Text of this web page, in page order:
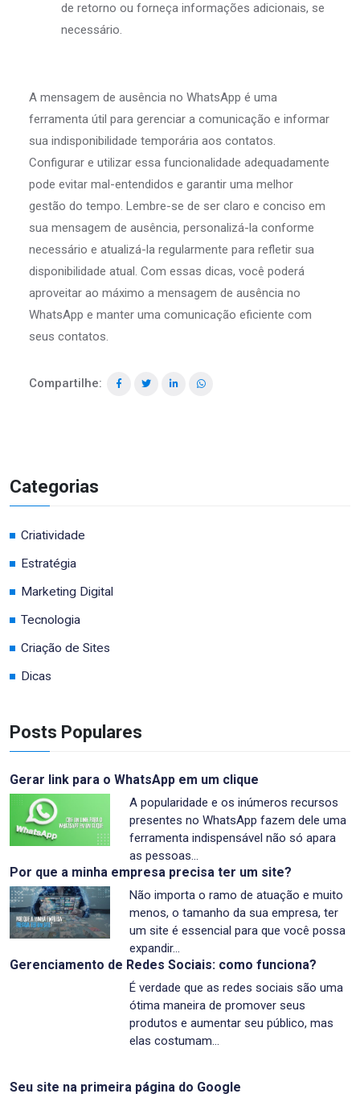
de retorno ou forneça informações adicionais, se
necessário.
A mensagem de ausência no WhatsApp é uma
ferramenta útil para gerenciar a comunicação e informar
sua indisponibilidade temporária aos contatos.
Configurar e utilizar essa funcionalidade adequadamente
pode evitar mal-entendidos e garantir uma melhor
gestão do tempo. Lembre-se de ser claro e conciso em
sua mensagem de ausência, personalizá-la conforme
necessário e atualizá-la regularmente para refletir sua
disponibilidade atual. Com essas dicas, você poderá
aproveitar ao máximo a mensagem de ausência no
WhatsApp e manter uma comunicação eficiente com
seus contatos.
Compartilhe:
Categorias
Criatividade
Estratégia
Marketing Digital
Tecnologia
Criação de Sites
Dicas
Posts Populares
Gerar link para o WhatsApp em um clique
A popularidade e os inúmeros recursos
presentes no WhatsApp fazem dele uma
ferramenta indispensável não só apara
as pessoas…
Por que a minha empresa precisa ter um site?
Não importa o ramo de atuação e muito
menos, o tamanho da sua empresa, ter
um site é essencial para que você possa
expandir…
Gerenciamento de Redes Sociais: como funciona?
É verdade que as redes sociais são uma
ótima maneira de promover seus
produtos e aumentar seu público, mas
elas costumam…
Seu site na primeira página do Google